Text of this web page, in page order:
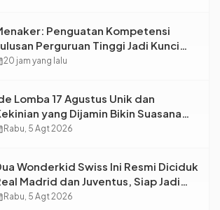
Penguatan Kompetensi
Perguruan Tinggi Jadi Kunci
Kebutuhan Dunia Kerja
20 jam yang lalu
Lomba 17 Agustus Unik dan
yang Dijamin Bikin Suasana
Pecah
Rabu, 5 Agt 2026
Wonderkid Swiss Ini Resmi Diciduk
Madrid dan Juventus, Siap Jadi
Baru Eropa
Rabu, 5 Agt 2026